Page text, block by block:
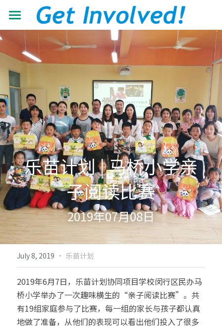
首页
关于我们
认识珍·古道尔
共建伙伴
加入我们
抵御荒漠化
可持续发展教育
有机生态教育
低碳节能倡导
营造可持续生活
助力儿童成长
倡导生物多样性
最新动态
青年力量
志愿者+
学校小组
资源中心
机构年报
教材教程
影像资料
搜索
中文
中文
English
乐苗计划 | 马桥小学亲
子阅读比赛
2019年07月08日
July 8, 2019 · 乐苗计划
2019年6月7日，乐苗计划协同项目学校闵行区民办马
桥小学举办了一次趣味横生的“亲子阅读比赛”。共
有19组家庭参与了比赛，每一组的家长与孩子都认真
地做了准备，从他们的表现可以看出他们投入了很多